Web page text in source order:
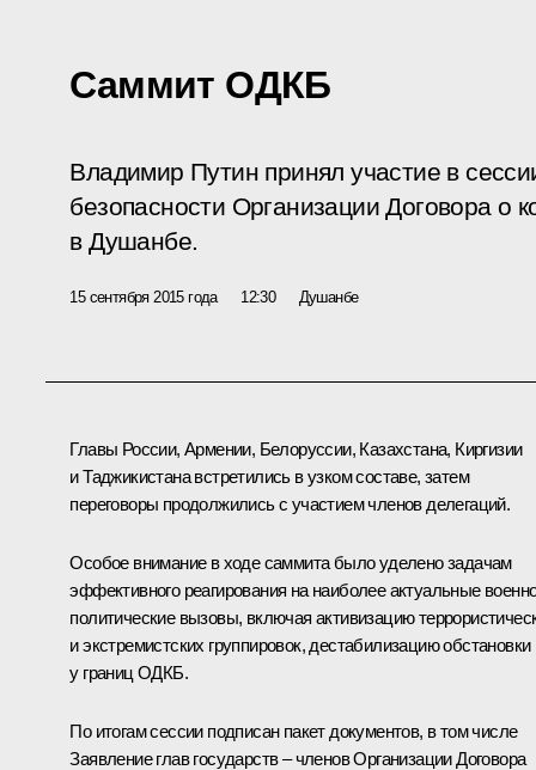
Саммит ОДКБ
Владимир Путин принял участие в
безопасности Организации Договора о
в Душанбе.
15 сентября 2015 года 12:30 Душанбе
Главы России, Армении, Белоруссии, Казахстана, Киргизии
и Таджикистана встретились в узком составе, затем
переговоры продолжились с участием членов делегаций.
Особое внимание в ходе саммита было уделено задачам
эффективного реагирования на наиболее актуальные
политические вызовы, включая активизацию
и экстремистских группировок, дестабилизацию обстановки
у границ ОДКБ.
По итогам сессии подписан пакет документов, в том числе
Заявление глав государств – членов Организации Договора